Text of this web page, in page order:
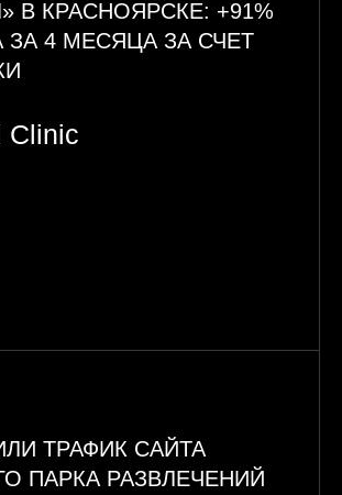
В КРАСНОЯРСКЕ: +91%
ЗА 4 МЕСЯЦА ЗА СЧЕТ
ТРАФИК САЙТА
ПАРКА РАЗВЛЕЧЕНИЙ